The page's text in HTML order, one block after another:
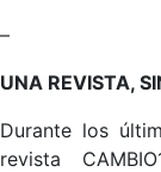
–
UNA REVISTA,
Durante los
revista